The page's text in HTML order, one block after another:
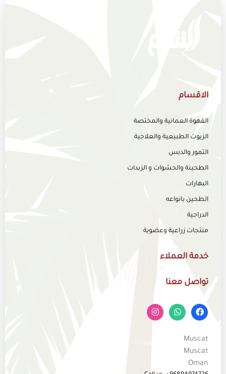
الاقسام
القهوة العمانية والمختصة
الزيوت الطبيعية والعلاجية
التمور والدبس
الطحينة والحشوات و الزبدات
البهارات
الطحين بانواعه
الدراجية
منتجات زراعية وعضوية
خدمة العملاء
تواصل معنا
Muscat
Muscat
Oman